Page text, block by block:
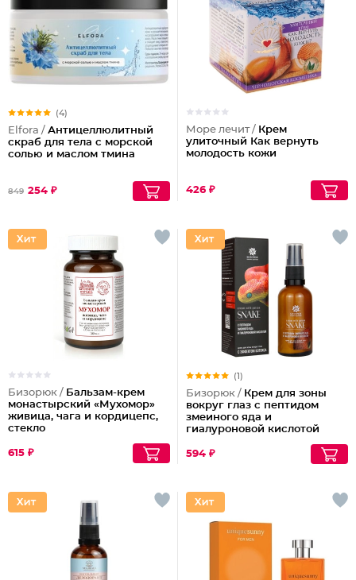
(4)
Elfora / Антицеллюлитный
скраб для тела с морской
солью и маслом тмина
849 254 ₽
Море лечит / Крем
улиточный Как вернуть
молодость кожи
426 ₽
Бизорюк / Бальзам-крем
монастырский «Мухомор»
живица, чага и кордицепс,
стекло
615 ₽
(1)
Бизорюк / Крем для зоны
вокруг глаз с пептидом
змеиного яда и
гиалуроновой кислотой
594 ₽